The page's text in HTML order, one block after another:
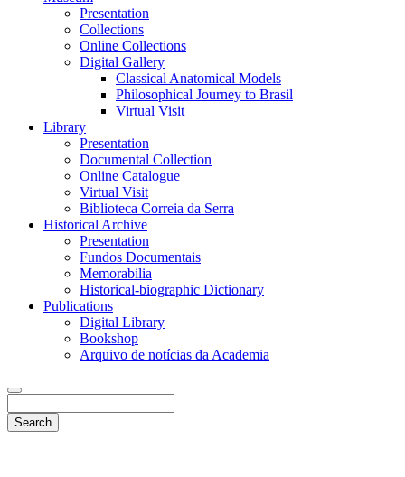
Presentation
Collections
Online Collections
Digital Gallery
Classical Anatomical Models
Philosophical Journey to Brasil
Virtual Visit
Library
Presentation
Documental Collection
Online Catalogue
Virtual Visit
Biblioteca Correia da Serra
Historical Archive
Presentation
Fundos Documentais
Memorabilia
Historical-biographic Dictionary
Publications
Digital Library
Bookshop
Arquivo de notícias da Academia